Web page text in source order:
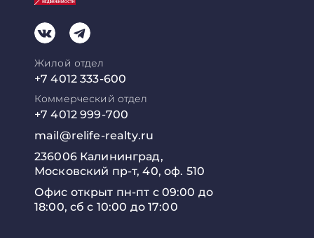
Жилой отдел
+7 4012 333-600
Коммерческий отдел
+7 4012 999-700
mail@relife-realty.ru
236006 Калининград,
Московский пр-т, 40, оф. 510
Офис открыт пн-пт с 09:00 до
18:00, сб с 10:00 до 17:00